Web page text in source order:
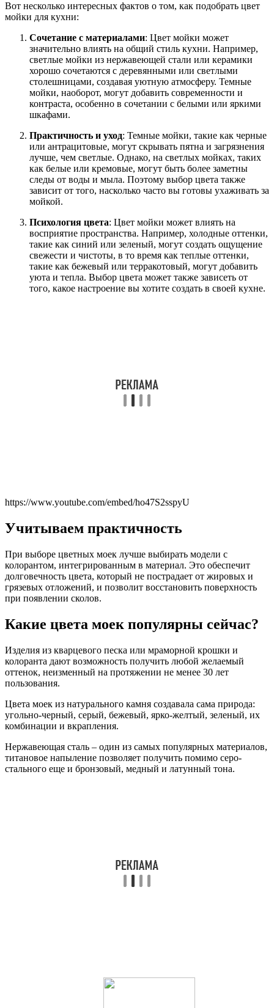
Вот несколько интересных фактов о том, как подобрать цвет
мойки для кухни:
Сочетание с материалами: Цвет мойки может
значительно влиять на общий стиль кухни. Например,
светлые мойки из нержавеющей стали или керамики
хорошо сочетаются с деревянными или светлыми
столешницами, создавая уютную атмосферу. Темные
мойки, наоборот, могут добавить современности и
контраста, особенно в сочетании с белыми или яркими
шкафами.
Практичность и уход: Темные мойки, такие как черные
или антрацитовые, могут скрывать пятна и загрязнения
лучше, чем светлые. Однако, на светлых мойках, таких
как белые или кремовые, могут быть более заметны
следы от воды и мыла. Поэтому выбор цвета также
зависит от того, насколько часто вы готовы ухаживать за
мойкой.
Психология цвета: Цвет мойки может влиять на
восприятие пространства. Например, холодные оттенки,
такие как синий или зеленый, могут создать ощущение
свежести и чистоты, в то время как теплые оттенки,
такие как бежевый или терракотовый, могут добавить
уюта и тепла. Выбор цвета может также зависеть от
того, какое настроение вы хотите создать в своей кухне.
https://www.youtube.com/embed/ho47S2sspyU
Учитываем практичность
При выборе цветных моек лучше выбирать модели с
колорантом, интегрированным в материал. Это обеспечит
долговечность цвета, который не пострадает от жировых и
грязевых отложений, и позволит восстановить поверхность
при появлении сколов.
Какие цвета моек популярны сейчас?
Изделия из кварцевого песка или мраморной крошки и
колоранта дают возможность получить любой желаемый
оттенок, неизменный на протяжении не менее 30 лет
пользования.
Цвета моек из натурального камня создавала сама природа:
угольно-черный, серый, бежевый, ярко-желтый, зеленый, их
комбинации и вкрапления.
Нержавеющая сталь – один из самых популярных материалов,
титановое напыление позволяет получить помимо серо-
стального еще и бронзовый, медный и латунный тона.